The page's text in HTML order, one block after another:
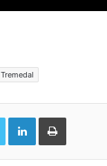
Tremedal
Twitter Linkedin